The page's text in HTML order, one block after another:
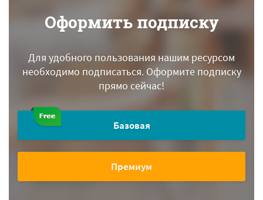
Оформить подписку
Для удобного пользования нашим ресурсом
необходимо подписаться.Оформите подписку
прямо сейчас!
Базовая
Премиум